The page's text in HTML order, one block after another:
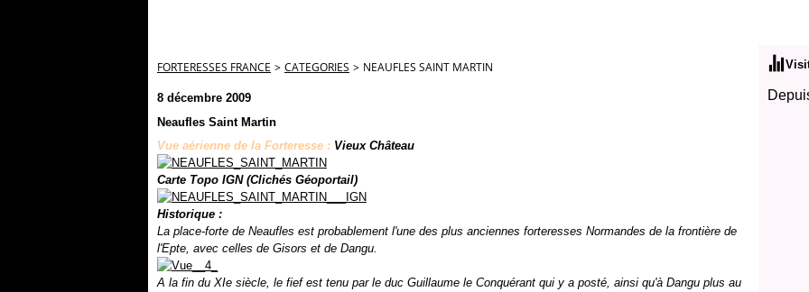
FORTERESSES FRANCE > CATEGORIES > NEAUFLES SAINT MARTIN
8 décembre 2009
Neaufles Saint Martin
Vue aérienne de la Forteresse : Vieux Château
Carte Topo IGN (Clichés Géoportail)
Historique :
La place-forte de Neaufles est probablement l'une des plus anciennes forteresses Normandes de la frontière de
l'Epte, avec celles de Gisors et de Dangu.
A la fin du XIe siècle, le fief est tenu par le duc Guillaume le Conquérant qui y a posté, ainsi qu'à Dangu plus au